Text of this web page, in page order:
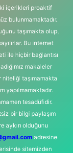
içerikleri proaktif
bulunmamaktadır.
taşımakta olup,
Bu internet
ile hiçbir bağlantısı
makaleler
niteliği taşımamakta
yapılmamaktadır.
tesadüfidir.
bir bilgi paylaşım
aykırı olduğunu
adresine
sitemizden